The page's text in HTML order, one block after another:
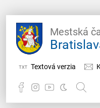
Mestská
Textová verzia